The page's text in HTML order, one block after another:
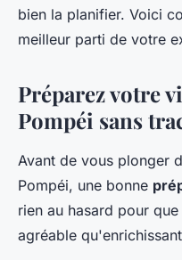
bien la planifier. Voici
meilleur parti de votre
Préparez votre
Pompéi sans
Avant de vous plonger
Pompéi, une bonne
rien au hasard pour
agréable